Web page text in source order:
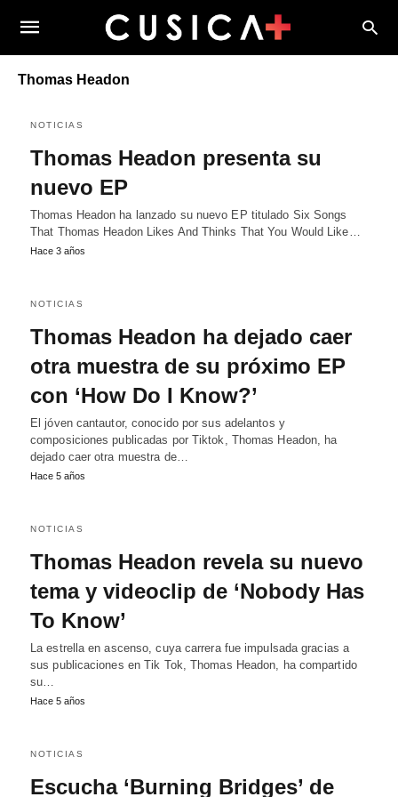
Thomas Headon
NOTICIAS
Thomas Headon presenta su
nuevo EP
Thomas Headon ha lanzado su nuevo EP titulado Six Songs
That Thomas Headon Likes And Thinks That You Would Like…
Hace 3 años
NOTICIAS
Thomas Headon ha dejado caer
otra muestra de su próximo EP
con ‘How Do I Know?’
El jóven cantautor, conocido por sus adelantos y
composiciones publicadas por Tiktok, Thomas Headon, ha
dejado caer otra muestra de…
Hace 5 años
NOTICIAS
Thomas Headon revela su nuevo
tema y videoclip de ‘Nobody Has
To Know’
La estrella en ascenso, cuya carrera fue impulsada gracias a
sus publicaciones en Tik Tok, Thomas Headon, ha compartido
su…
Hace 5 años
NOTICIAS
Escucha ‘Burning Bridges’ de